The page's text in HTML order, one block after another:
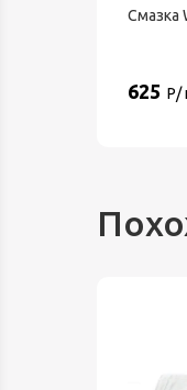
Смазка
625 Р/